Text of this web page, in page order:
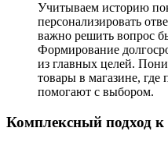
Учитываем историю
персонализировать
важно решить вопрос
Формирование
из главных целей.
товары в магазине, где
помогают с выбором.
Комплексный подход к